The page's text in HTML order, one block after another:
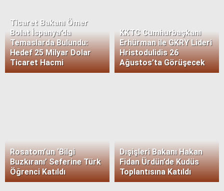
Ticaret Bakanı Ömer
Bolat İspanya’da
Temaslarda Bulundu:
Hedef 25 Milyar Dolar
Ticaret Hacmi
KKTC Cumhurbaşkanı
Erhürman ile GKRY Lideri
Hristodulidis 26
Ağustos’ta Görüşecek
Rosatom’un ‘Bilgi
Buzkıranı’ Seferine Türk
Öğrenci Katıldı
Dışişleri Bakanı Hakan
Fidan Ürdün’de Kudüs
Toplantısına Katıldı